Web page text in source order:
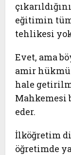
eğitimin
tehlikesi
Evet, ama
amir
hale
Mahkemesi
eder.
İlköğretim
öğretimde